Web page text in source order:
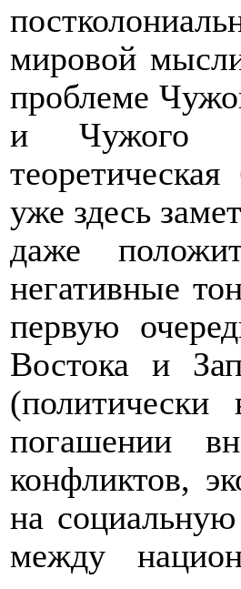
мировой
проблеме
и Чужого
уже здесь
даже
негативные
первую
Востока и
погашении
конфликтов,
на
между